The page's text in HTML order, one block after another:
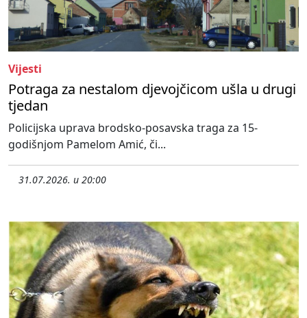
Vijesti
Potraga za nestalom djevojčicom ušla u drugi
tjedan
Policijska uprava brodsko-posavska traga za 15-
godišnjom Pamelom Amić, či...
31.07.2026. u 20:00